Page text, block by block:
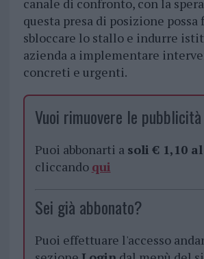
canale di confronto, con la
questa presa di posizione
sbloccare lo stallo e indurre
azienda a implementare
concreti e urgenti.
Vuoi rimuovere le
Puoi abbonarti a soli € 1,10
cliccando qui
Sei già abbonato?
Puoi effettuare l'accesso